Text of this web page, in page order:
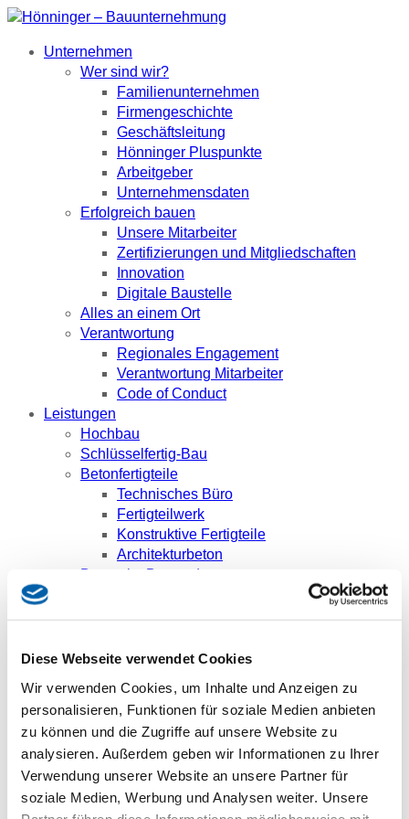
Diese Webseite verwendet Cookies
Wir verwenden Cookies, um Inhalte und Anzeigen zu
personalisieren, Funktionen für soziale Medien anbieten
zu können und die Zugriffe auf unsere Website zu
analysieren. Außerdem geben wir Informationen zu Ihrer
Verwendung unserer Website an unsere Partner für
soziale Medien, Werbung und Analysen weiter. Unsere
Unternehmen
Wer sind wir?
Familienunternehmen
Firmengeschichte
Geschäftsleitung
Hönninger Pluspunkte
Arbeitgeber
Unternehmensdaten
Erfolgreich bauen
Unsere Mitarbeiter
Zertifizierungen und Mitgliedschaften
Innovation
Digitale Baustelle
Alles an einem Ort
Verantwortung
Regionales Engagement
Verantwortung Mitarbeiter
Code of Conduct
Leistungen
Hochbau
Schlüsselfertig-Bau
Betonfertigteile
Technisches Büro
Fertigteilwerk
Konstruktive Fertigteile
Architekturbeton
Bauen im Bestand
Grundstücksankauf und -entwicklung
Wir als Arbeitgeber
Stellenangebote
Berufserfahrene
Studenten
Schüler
Ansprechpartner
Referenzen